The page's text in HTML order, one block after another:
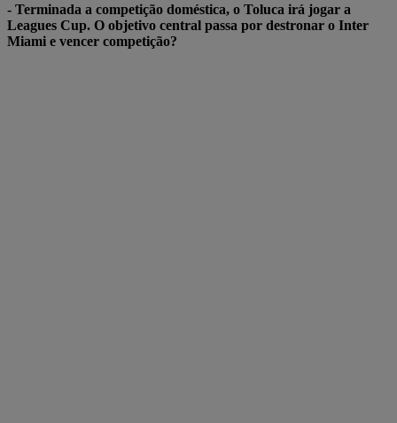
- Terminada a competição doméstica, o Toluca irá jogar a
Leagues Cup. O objetivo central passa por destronar o Inter
Miami e vencer competição?